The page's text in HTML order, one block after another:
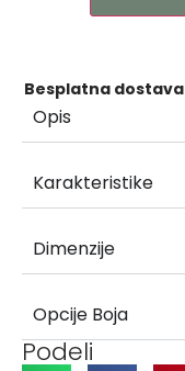
Besplatna dostava
Opis
Karakteristike
Dimenzije
Opcije Boja
Podeli